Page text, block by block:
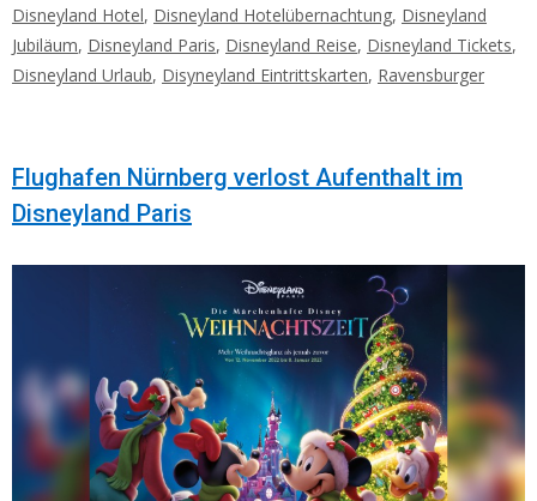
Disneyland Hotel, Disneyland Hotelübernachtung, Disneyland
Jubiläum, Disneyland Paris, Disneyland Reise, Disneyland Tickets,
Disneyland Urlaub, Disyneyland Eintrittskarten, Ravensburger
Flughafen Nürnberg verlost Aufenthalt im
Disneyland Paris